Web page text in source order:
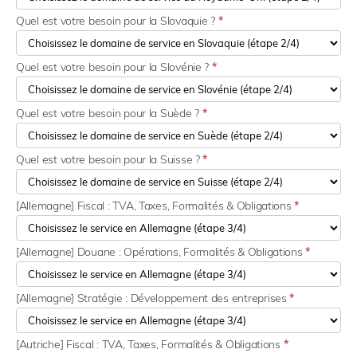
Quel est votre besoin pour la Slovaquie ? *
Quel est votre besoin pour la Slovénie ? *
Quel est votre besoin pour la Suède ? *
Quel est votre besoin pour la Suisse ?*
[Allemagne] Fiscal : TVA, Taxes, Formalités & Obligations*
[Allemagne] Douane : Opérations, Formalités & Obligations*
[Allemagne] Stratégie : Développement des entreprises*
[Autriche] Fiscal : TVA, Taxes, Formalités & Obligations *